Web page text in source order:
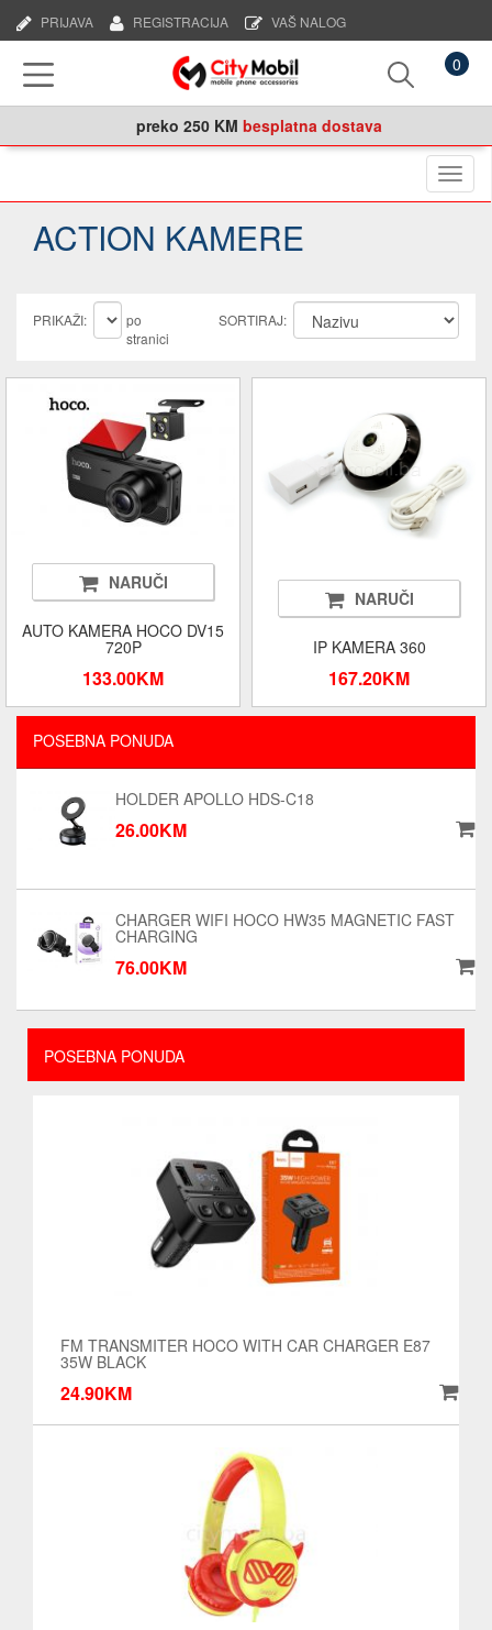
VAŠ NALOG
REGISTRACIJA
PRIJAVA
0
preko 250 KM besplatna dostava
POSEBNA PONUDA
FM TRANSMITER HOCO WITH CAR CHARGER E87
35W BLACK
24.90KM
ACTION KAMERE
PRIKAŽI:
po
stranici
SORTIRAJ:
NARUČI
AUTO KAMERA HOCO DV15
720P
133.00KM
NARUČI
IP KAMERA 360
167.20KM
POSEBNA PONUDA
HOLDER APOLLO HDS-C18
26.00KM
CHARGER WIFI HOCO HW35 MAGNETIC FAST
CHARGING
76.00KM